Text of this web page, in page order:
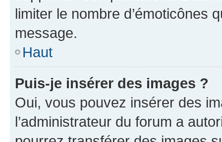
limiter le nombre d’émoticônes
message.
Haut
Puis-je insérer des images ?
Oui, vous pouvez insérer des
l’administrateur du forum a